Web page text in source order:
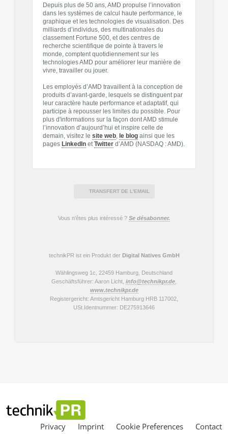
Privacy Imprint Cookie Preferences Contact